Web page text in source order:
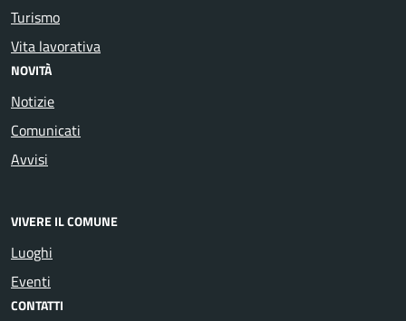
Turismo
Vita lavorativa
NOVITÀ
Notizie
Comunicati
Avvisi
VIVERE IL COMUNE
Luoghi
Eventi
CONTATTI